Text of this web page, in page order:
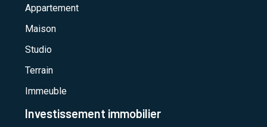
Appartement
Maison
Studio
Terrain
Immeuble
Investissement immobilier